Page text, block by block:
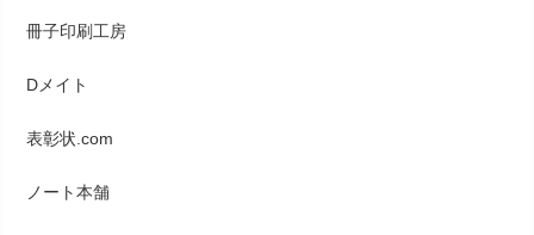
冊子印刷工房
Dメイト
表彰状.com
ノート本舗